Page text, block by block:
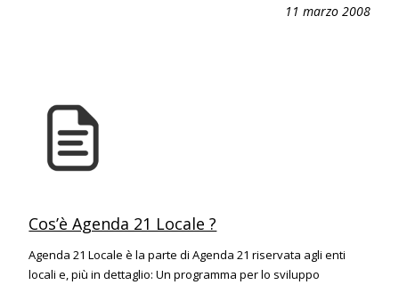
11 marzo 2008
Cos’è Agenda 21 Locale ?
Agenda 21 Locale è la parte di Agenda 21 riservata agli enti
locali e, più in dettaglio: Un programma per lo sviluppo